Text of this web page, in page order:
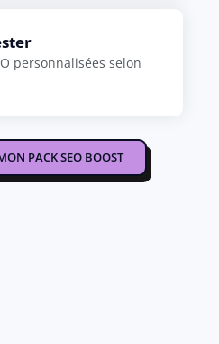
personnalisées selon
PACK SEO BOOST